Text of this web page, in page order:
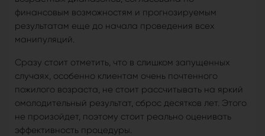
финансовым возможностям и прогнозируемым
результатам еще до начала проведения всех
манипуляций.
Сразу стоит отметить, что в слишком запущенных
случаях, особенно клиентам очень почтенного
пожилого возраста, не стоит рассчитывать на яркий
омолодительный результат, сброс десятков лет. Этого
не произойдет, поэтому стоит реально оценивать
эффективность процедуры.